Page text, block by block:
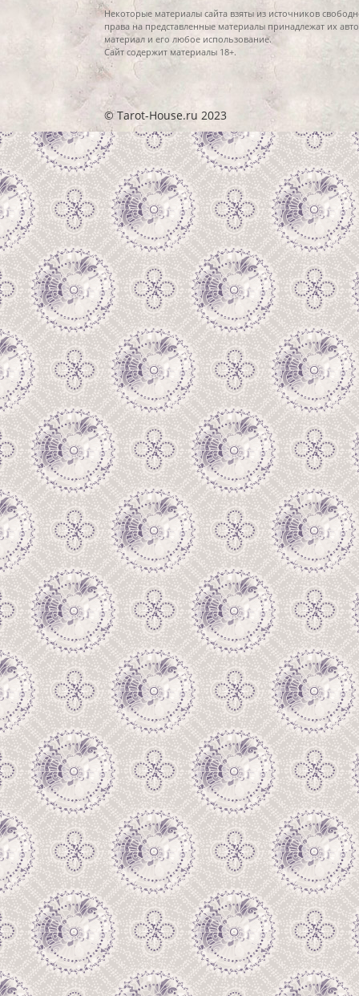
Некоторые материалы сайта взяты из источников
права на представленные материалы принадлежат их
материал и его любое использование.
Сайт содержит материалы 18+.
© Tarot-House.ru 2023